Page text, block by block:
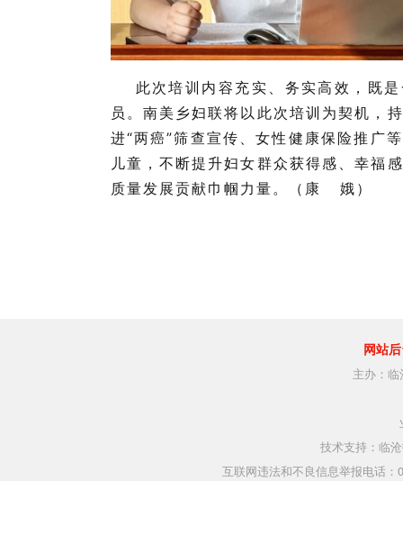
此次培训内容充实、务实高效，既
员。南美乡妇联将以此次培训为契机，
进“两癌”筛查宣传、女性健康保险推广
儿童，不断提升妇女群众获得感、幸福
质量发展贡献巾帼力量。（康 娥）
网站
主办：
技术支持：临
互联网违法和不良信息举报电话